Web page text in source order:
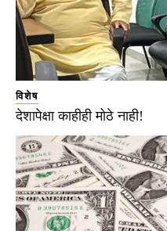
विशेष
देशापेक्षा काहीही मोठे नाही!